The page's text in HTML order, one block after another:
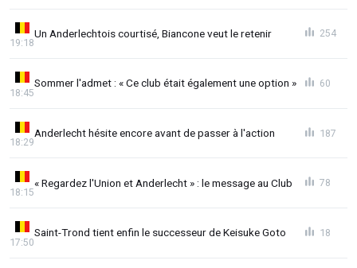
Un Anderlechtois courtisé, Biancone veut le retenir
19:18
254
Sommer l'admet : « Ce club était également une option »
18:45
60
Anderlecht hésite encore avant de passer à l'action
18:29
187
« Regardez l'Union et Anderlecht » : le message au Club
18:15
78
Saint-Trond tient enfin le successeur de Keisuke Goto
17:50
18